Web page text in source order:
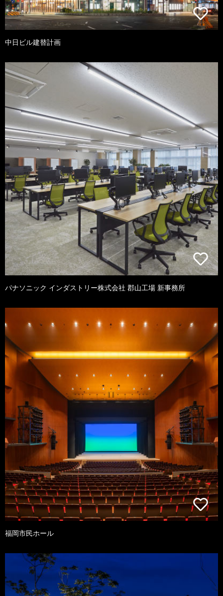
中日ビル建替計画
パナソニック インダストリー株式会社 郡山工場 新事務所
福岡市民ホール